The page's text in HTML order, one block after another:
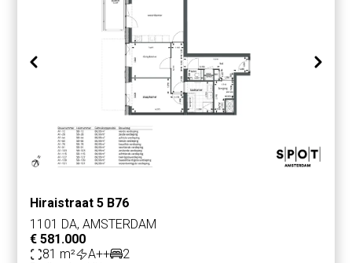
Hiraistraat 5 B76
1101 DA, AMSTERDAM
€ 581.000
81 m²
A++ 2